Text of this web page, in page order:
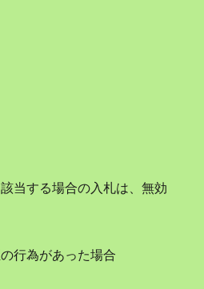
当する場合の入札は、無効
行為があった場合